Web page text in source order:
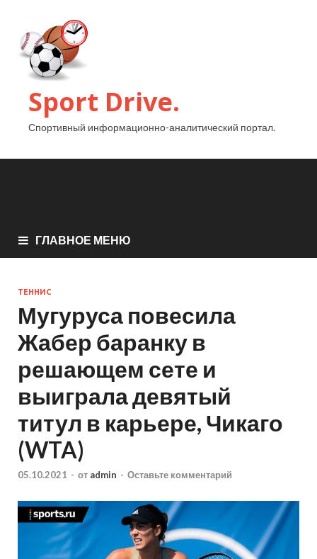
Sport Drive.
Спортивный информационно-аналитический портал.
ГЛАВНОЕ МЕНЮ
ТЕННИС
Мугуруса повесила
Жабер баранку в
решающем сете и
выиграла девятый
титул в карьере, Чикаго
(WTA)
05.10.2021 - от admin - Оставьте комментарий